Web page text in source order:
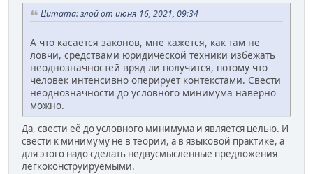
Цитата: злой от июня 16, 2021, 09:34
А что касается законов, мне кажется, как там не
ловчи, средствами юридической техники избежать
неоднозначностей вряд ли получится, потому что
человек интенсивно оперирует контекстами. Свести
неоднозначности до условного минимума наверно
можно.
Да, свести её до условного минимума и является целью. И
свести к минимуму не в теории, а в языковой практике, а
для этого надо сделать недвусмысленные предложения
легкоконструируемыми.